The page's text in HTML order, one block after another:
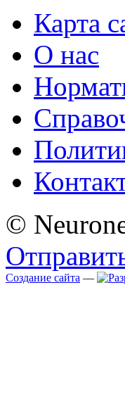
Карта
О нас
©
Создание сайта —